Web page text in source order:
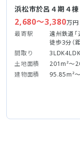
浜松市於呂４期４棟
2,680～3,380万円
最寄駅
遠州鉄道
徒歩3分（
間取り
土地面積
201m²～
建物面積
95.85m²